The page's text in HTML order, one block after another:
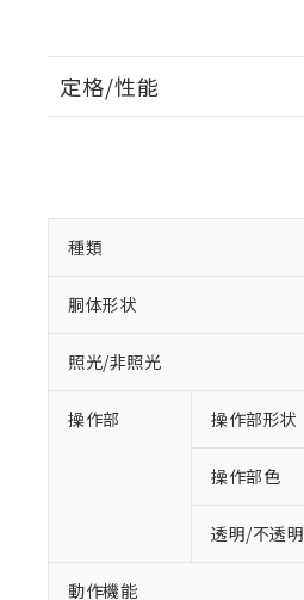
定格/性能
種類
胴体形状
照光/非照光
操作部 操作部形状
操作部色
透明/不透明
動作機能